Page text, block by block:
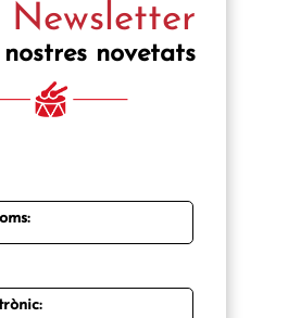
Newsletter
novetats